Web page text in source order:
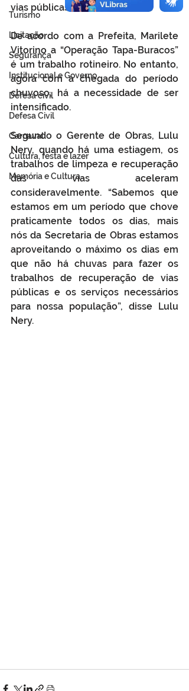
Turismo
Licitação
Segurança
Institucional e Governo
Defesa cívil
Defesa Civil
Carnaval
Cultura, festa e lazer
Memória e Cultura
vias públicas.
De acordo com a Prefeita, Marilete
Vitorino a “Operação Tapa-Buracos”
é um trabalho rotineiro. No entanto,
agora com a chegada do período
chuvoso, há a necessidade de ser
intensificado.
Segundo o Gerente de Obras, Lulu
Nery, quando há uma estiagem, os
trabalhos de limpeza e recuperação
das vias aceleram
consideravelmente. “Sabemos que
estamos em um período que chove
praticamente todos os dias, mais
nós da Secretaria de Obras estamos
aproveitando o máximo os dias em
que não há chuvas para fazer os
trabalhos de recuperação de vias
públicas e os serviços necessários
para nossa população”, disse Lulu
Nery.